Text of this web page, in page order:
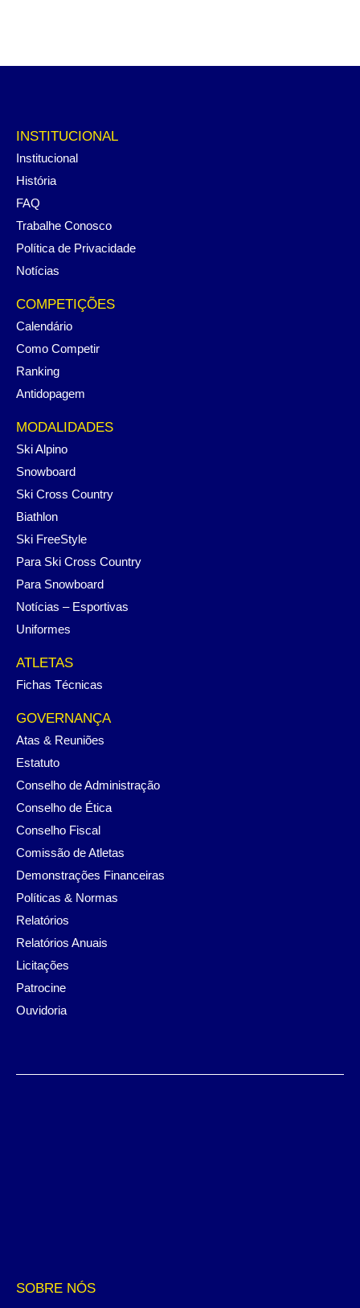
INSTITUCIONAL
Institucional
História
FAQ
Trabalhe Conosco
Política de Privacidade
Notícias
COMPETIÇÕES
Calendário
Como Competir
Ranking
Antidopagem
MODALIDADES
Ski Alpino
Snowboard
Ski Cross Country
Biathlon
Ski FreeStyle
Para Ski Cross Country
Para Snowboard
Notícias – Esportivas
Uniformes
ATLETAS
Fichas Técnicas
GOVERNANÇA
Atas & Reuniões
Estatuto
Conselho de Administração
Conselho de Ética
Conselho Fiscal
Comissão de Atletas
Demonstrações Financeiras
Políticas & Normas
Relatórios
Relatórios Anuais
Licitações
Patrocine
Ouvidoria
SOBRE NÓS